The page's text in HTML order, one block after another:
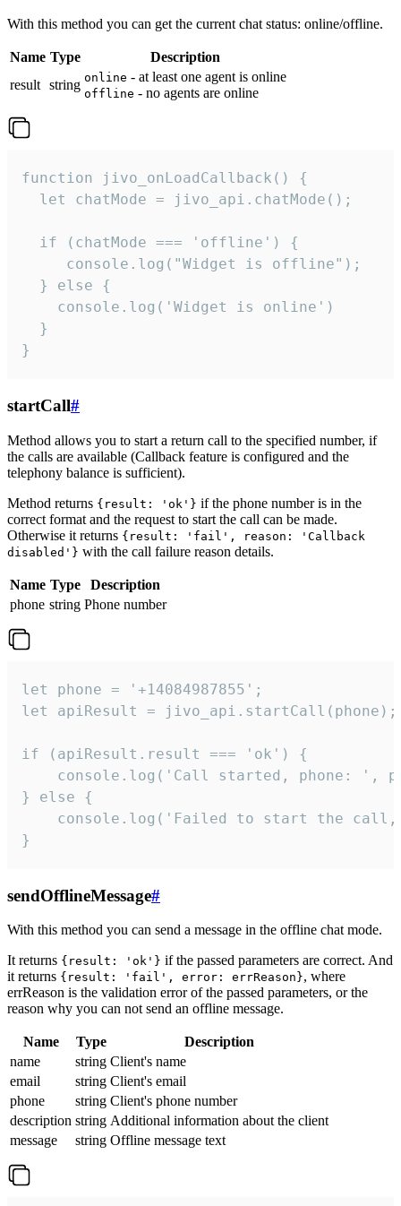
With this method you can get the current chat status: online/offline.
Name Type
Description
result string online - at least one agent is online
offline - no agents are online
function jivo_onLoadCallback() {
  let chatMode = jivo_api.chatMode();
  if (chatMode === 'offline') {
     console.log("Widget is offline");
  } else {
    console.log('Widget is online')
  }
}
startCall#
Method allows you to start a return call to the specified number, if
the calls are available (Callback feature is configured and the
telephony balance is sufficient).
Method returns {result: 'ok'} if the phone number is in the
correct format and the request to start the call can be made.
Otherwise it returns {result: 'fail', reason: 'Callback
disabled'} with the call failure reason details.
Name Type
Description
phone string Phone number
let phone = '+14084987855';
let apiResult = jivo_api.startCall(phone);
if (apiResult.result === 'ok') {
console.log('Call started, phone: ',
} else {
console.log('Failed to start the
}
sendOfflineMessage#
With this method you can send a message in the offline chat mode.
It returns {result: 'ok'} if the passed parameters are correct. And
it returns {result: 'fail', error: errReason}, where
errReason is the validation error of the passed parameters, or the
reason why you can not send an offline message.
Name Type
Description
name
string Client's name
email
string Client's email
phone
string Client's phone number
description string Additional information about the client
message
string Offline message text